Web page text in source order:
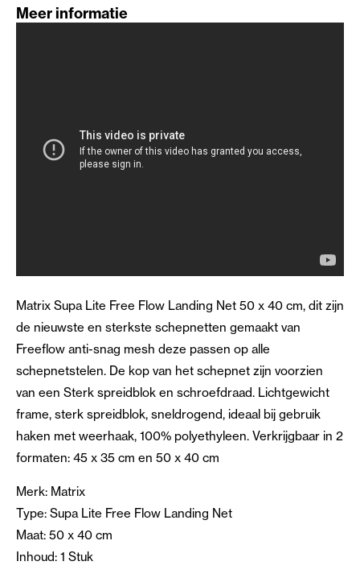
Meer informatie
Matrix Supa Lite Free Flow Landing Net 50 x 40 cm, dit zijn
de nieuwste en sterkste schepnetten gemaakt van
Freeflow anti-snag mesh deze passen op alle
schepnetstelen. De kop van het schepnet zijn voorzien
van een Sterk spreidblok en schroefdraad. Lichtgewicht
frame, sterk spreidblok, sneldrogend, ideaal bij gebruik
haken met weerhaak, 100% polyethyleen. Verkrijgbaar in 2
formaten: 45 x 35 cm en 50 x 40 cm
Merk: Matrix
Type: Supa Lite Free Flow Landing Net
Maat: 50 x 40 cm
Inhoud: 1 Stuk